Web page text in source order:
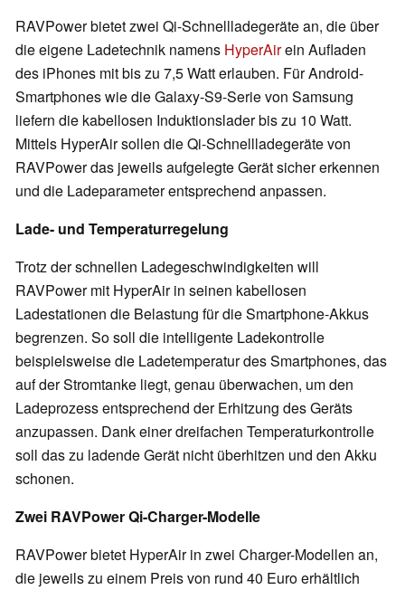
RAVPower bietet zwei Qi-Schnellladegeräte an, die über
die eigene Ladetechnik namens HyperAirein Aufladen
des iPhones mit bis zu 7,5 Watt erlauben. Für Android-
Smartphones wie die Galaxy-S9-Serie von Samsung
liefern die kabellosen Induktionslader bis zu 10 Watt.
Mittels HyperAir sollen die Qi-Schnellladegeräte von
RAVPower das jeweils aufgelegte Gerät sicher erkennen
und die Ladeparameter entsprechend anpassen.
Lade- und Temperaturregelung
Trotz der schnellen Ladegeschwindigkeiten will
RAVPower mit HyperAir in seinen kabellosen
Ladestationen die Belastung für die Smartphone-Akkus
begrenzen. So soll die intelligente Ladekontrolle
beispielsweise die Ladetemperatur des Smartphones, das
auf der Stromtanke liegt, genau überwachen, um den
Ladeprozess entsprechend der Erhitzung des Geräts
anzupassen. Dank einer dreifachen Temperaturkontrolle
soll das zu ladende Gerät nicht überhitzen und den Akku
schonen.
Zwei RAVPower Qi-Charger-Modelle
RAVPower bietet HyperAir in zwei Charger-Modellen an,
die jeweils zu einem Preis von rund 40 Euro erhältlich